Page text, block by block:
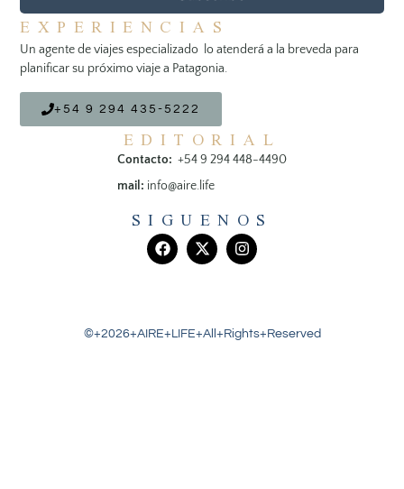
EXPERIENCIAS
Un agente de viajes especializado lo atenderá a la breveda para
planificar su próximo viaje a Patagonia.
+54 9 294 435-5222
EDITORIAL
Contacto: +54 9 294 448-4490
mail: info@aire.life
SIGUENOS
©+2026+AIRE+LIFE+All+Rights+Reserved